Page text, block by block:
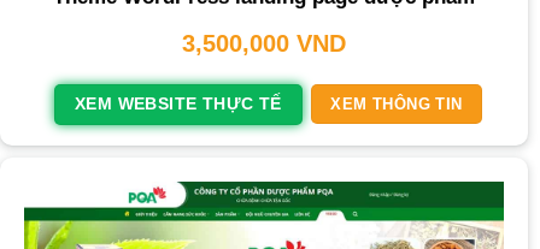
3,500,000 VND
XEM WEBSITE THỰC TẾ XEM THÔNG TIN